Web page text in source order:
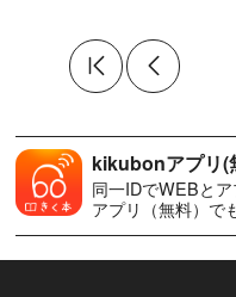
kikubonアプリ(
同一IDでWEBとア
アプリ（無料）で